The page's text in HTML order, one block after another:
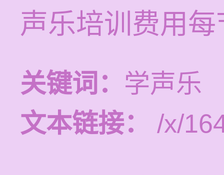
声乐培训费用
关键词： 学声乐
文本链接：
/x/